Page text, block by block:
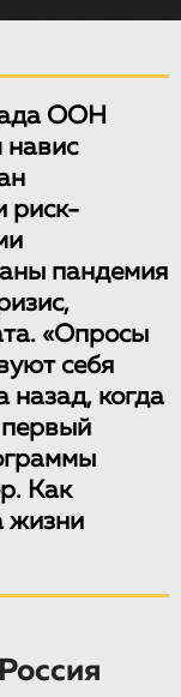
ООН
навис
риск-
пандемия
«Опросы
себя
назад, когда
Как
жизни